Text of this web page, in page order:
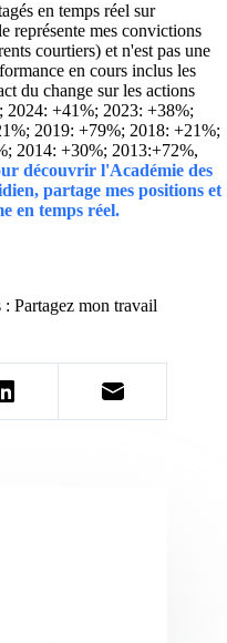
en temps réel sur
représente mes convictions
courtiers) et n'est pas une
en cours inclus les
du change sur les actions
2024: +41%; 2023: +38%;
2019: +79%; 2018: +21%;
2014: +30%; 2013:+72%,
découvrir l'Académie des
partage mes positions et
en temps réel.
Partagez mon travail